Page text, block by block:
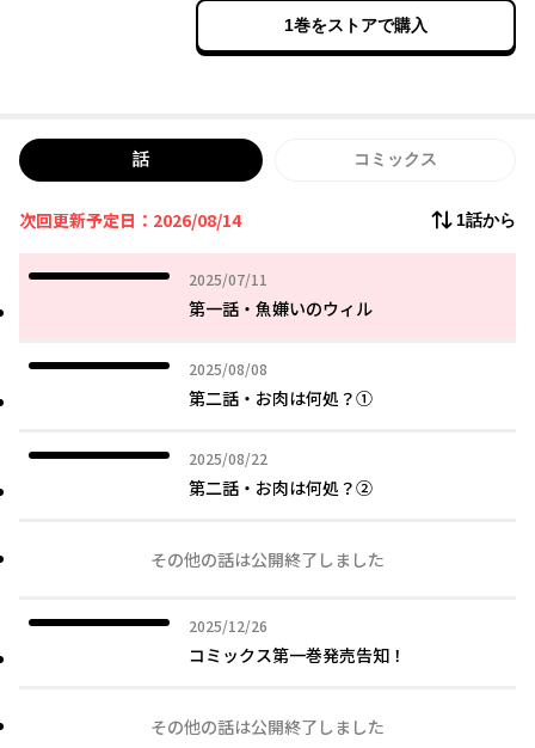
これは、地のもの食べて町と人を知っていく、
英国少女と、青年料理人のお話。
1巻をストアで購入
話 コミックス
次回更新予定日：2026/08/14 1話から
2025/07/11
2025年07月11日
第一話・魚嫌いのウィル
2025/08/08
2025年08月08日
第二話・お肉は何処？①
2025/08/22
2025年08月22日
第二話・お肉は何処？②
その他の話は公開終了しました
2025/12/26
2025年12月26日
コミックス第一巻発売告知！
その他の話は公開終了しました